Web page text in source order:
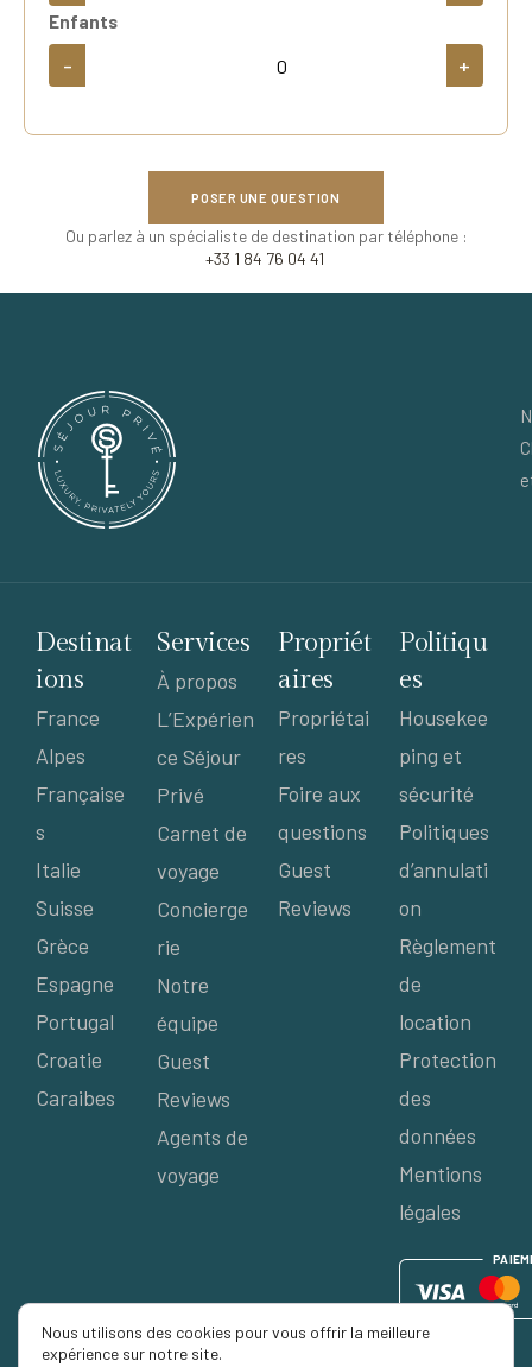
Enfants
- +
POSER UNE QUESTION
Ou parlez à un spécialiste de destination par téléphone :
+33 1 84 76 04 41
Destinat
ions
France
Alpes
Française
s
Italie
Suisse
Grèce
Espagne
Portugal
Croatie
Caraibes
Services
À propos
L’Expérien
ce Séjour
Privé
Carnet de
voyage
Concierge
rie
Notre
équipe
Guest
Reviews
Agents de
voyage
Propriét
aires
Propriétai
res
Foire aux
questions
Guest
Reviews
Politiqu
es
Housekee
ping et
sécurité
Politiques
d’annulati
on
Règlement
de
location
Protection
des
données
Mentions
légales
PAIEM
Nous utilisons des cookies pour vous offrir la meilleure
expérience sur notre site.